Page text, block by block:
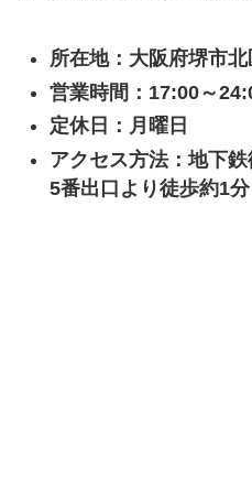
所在地：大阪府堺市
営業時間：17:00～
定休日：月曜日
アクセス方法：地下鉄
5番出口より徒歩約1分